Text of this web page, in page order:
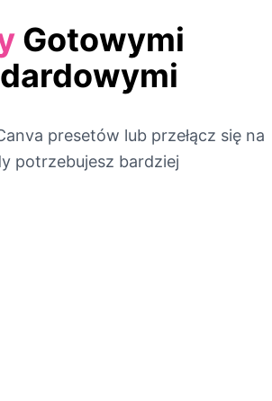
Gotowymi
presetów lub przełącz się na
potrzebujesz bardziej